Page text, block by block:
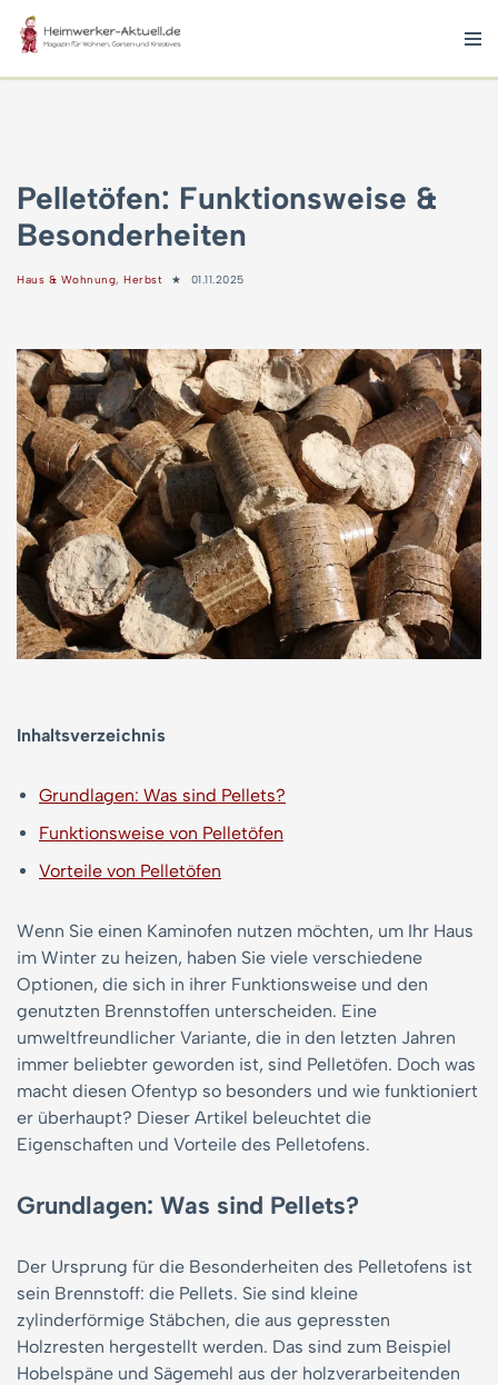
Zum
Inhalt
Pelletöfen: Funktionsweise &
Besonderheiten
Haus & Wohnung, Herbst 01.11.2025
Inhaltsverzeichnis
Grundlagen: Was sind Pellets?
Funktionsweise von Pelletöfen
Vorteile von Pelletöfen
Wenn Sie einen Kaminofen nutzen möchten, um Ihr Haus
im Winter zu heizen, haben Sie viele verschiedene
Optionen, die sich in ihrer Funktionsweise und den
genutzten Brennstoffen unterscheiden. Eine
umweltfreundlicher Variante, die in den letzten Jahren
immer beliebter geworden ist, sind Pelletöfen. Doch was
macht diesen Ofentyp so besonders und wie funktioniert
er überhaupt? Dieser Artikel beleuchtet die
Eigenschaften und Vorteile des Pelletofens.
Grundlagen: Was sind Pellets?
Der Ursprung für die Besonderheiten des Pelletofens ist
sein Brennstoff: die Pellets. Sie sind kleine
zylinderförmige Stäbchen, die aus gepressten
Holzresten hergestellt werden. Das sind zum Beispiel
Hobelspäne und Sägemehl aus der holzverarbeitenden